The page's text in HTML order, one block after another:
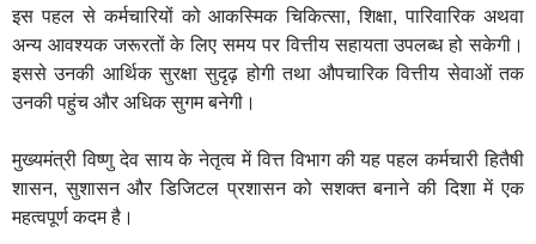
इस पहल से कर्मचारियों को आकस्मिक चिकित्सा, शिक्षा, पारिवारिक अथवा
अन्य आवश्यक जरूरतों के लिए समय पर वित्तीय सहायता उपलब्ध हो सकेगी।
इससे उनकी आर्थिक सुरक्षा सुदृढ़ होगी तथा औपचारिक वित्तीय सेवाओं तक
उनकी पहुंच और अधिक सुगम बनेगी।
मुख्यमंत्री विष्णु देव साय के नेतृत्व में वित्त विभाग की यह पहल कर्मचारी हितैषी
शासन, सुशासन और डिजिटल प्रशासन को सशक्त बनाने की दिशा में एक
महत्वपूर्ण कदम है।